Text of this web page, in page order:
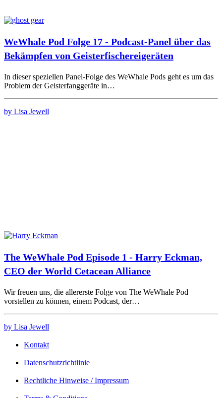
WeWhale Pod Folge 17 - Podcast-Panel über das
Bekämpfen von Geisterfischereigeräten
In dieser speziellen Panel-Folge des WeWhale Pods geht es um das
Problem der Geisterfanggeräte in…
by Lisa Jewell
The WeWhale Pod Episode 1 - Harry Eckman,
CEO der World Cetacean Alliance
Wir freuen uns, die allererste Folge von The WeWhale Pod
vorstellen zu können, einem Podcast, der…
by Lisa Jewell
Kontakt
Datenschutzrichtlinie
Rechtliche Hinweise / Impressum